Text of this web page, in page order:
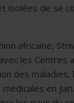
isolées de se
africaine,
les Centres
des maladies,
en